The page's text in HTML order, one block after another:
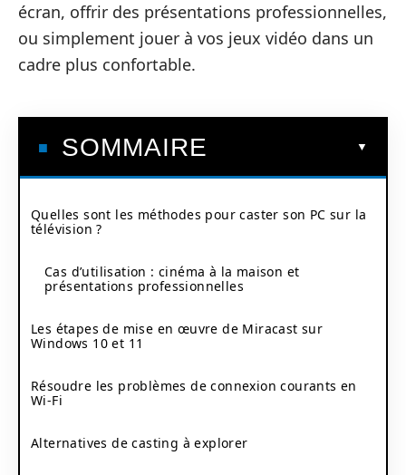
écran, offrir des présentations professionnelles,
ou simplement jouer à vos jeux vidéo dans un
cadre plus confortable.
SOMMAIRE
Quelles sont les méthodes pour caster son PC sur la
télévision ?
Cas d’utilisation : cinéma à la maison et
présentations professionnelles
Les étapes de mise en œuvre de Miracast sur
Windows 10 et 11
Résoudre les problèmes de connexion courants en
Wi-Fi
Alternatives de casting à explorer